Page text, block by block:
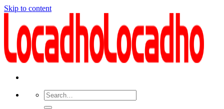
Skip to content